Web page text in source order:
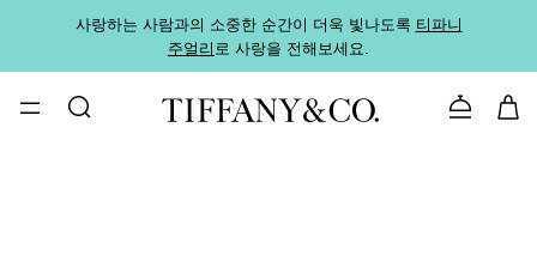
사랑하는 사람과의 소중한 순간이 더욱 빛나도록 티파니
주얼리로 사랑을 전해보세요.
문의하기